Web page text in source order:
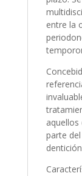
entre la
parte